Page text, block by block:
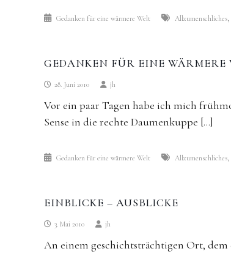
Gedanken für eine wärmere Welt Allzumenschliches,
GEDANKEN FÜR EINE WÄRMERE
28. Juni 2010 jh
Vor ein paar Tagen habe ich mich
Sense in die rechte Daumenkuppe […]
Gedanken für eine wärmere Welt Allzumenschliches,
EINBLICKE – AUSBLICKE
3. Mai 2010 jh
An einem geschichtsträchtigen Ort,